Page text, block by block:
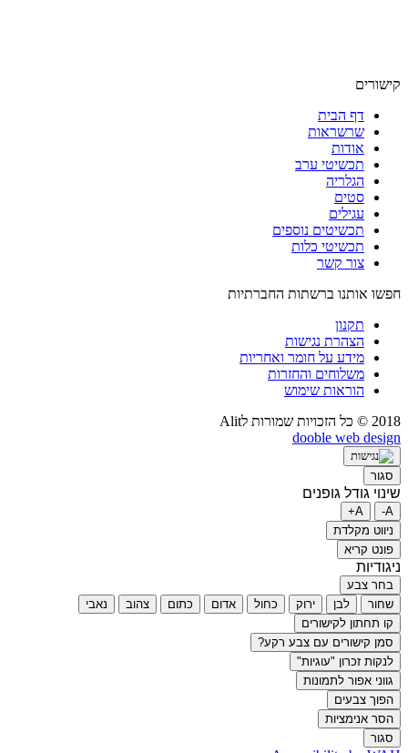
קישורים
דף הבית
שרשראות
אודות
תכשיטי ערב
הגלריה
סטים
עגילים
תכשיטים נוספים
תכשיטי כלות
צור קשר
חפשו אותנו ברשתות החברתיות
תקנון
הצהרת נגישות
מידע על חומר ואחריות
משלוחים והחזרות
הוראות שימוש
2018 © כל הזכויות שמורות לAlit
dooble web design
סגור
שינוי גודל גופנים
A-
A+
ניווט מקלדת
פונט קריא
ניגודיות
בחר צבע
שחור
לבן ירוק כחול אדום כתום צהוב
נאבי
קו תחתון לקישורים
סמן קישורים עם צבע רקע?
לנקות זכרון "עוגיות"
גווני אפור לתמונות
הפוך צבעים
הסר אנימציות
סגור